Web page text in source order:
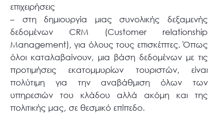
επιχειρήσεις
– στη δημιουργία μιας συνολικής δεξαμενής
δεδομένων CRM (Customer relationship
Management), για όλους τους επισκέπτες. Όπως
όλοι καταλαβαίνουν, μια βάση δεδομένων με τις
προτιμήσεις εκατομμυρίων τουριστών, είναι
πολύτιμη για την αναβάθμιση όλων των
υπηρεσιών του κλάδου αλλά ακόμη και της
πολιτικής μας, σε θεσμικό επίπεδο.